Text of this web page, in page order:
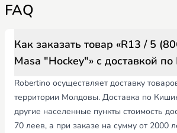
FAQ
Как заказать товар «R13 / 5
Masa "Hockey"» с доставкой
Robertino осуществляет доставку
территории Молдовы. Доставка по
другие населенные пункты стоимость
70 леев, а при заказе на сумму от 2000